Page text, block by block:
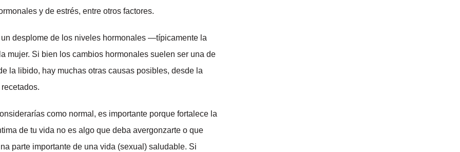
y de estrés, entre otros factores.
desplome de los niveles hormonales —típicamente la
mujer. Si bien los cambios hormonales suelen ser una de
la libido, hay muchas otras causas posibles, desde la
como normal, es importante porque fortalece la
de tu vida no es algo que deba avergonzarte o que
parte importante de una vida (sexual) saludable. Si